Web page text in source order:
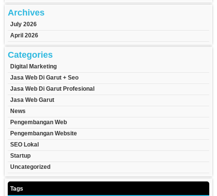
Archives
July 2026
April 2026
Categories
Digital Marketing
Jasa Web Di Garut + Seo
Jasa Web Di Garut Profesional
Jasa Web Garut
News
Pengembangan Web
Pengembangan Website
SEO Lokal
Startup
Uncategorized
Tags